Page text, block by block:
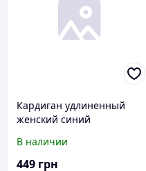
Кардиган удлиненный
женский синий
В наличии
449 грн